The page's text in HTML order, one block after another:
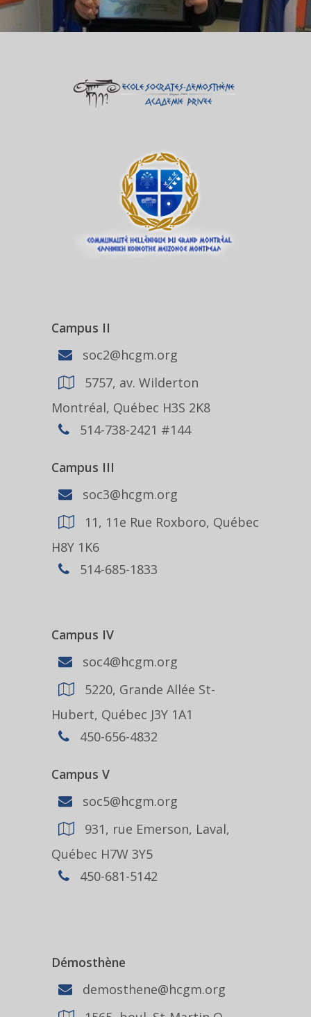
Campus II
soc2@hcgm.org
5757, av. Wilderton
Montréal, Québec H3S 2K8
514-738-2421 #144
Campus III
soc3@hcgm.org
11, 11e Rue Roxboro, Québec
H8Y 1K6
514-685-1833
Campus IV
soc4@hcgm.org
5220, Grande Allée St-
Hubert, Québec J3Y 1A1
450-656-4832
Campus V
soc5@hcgm.org
931, rue Emerson, Laval,
Québec H7W 3Y5
450-681-5142
Démosthène
demosthene@hcgm.org